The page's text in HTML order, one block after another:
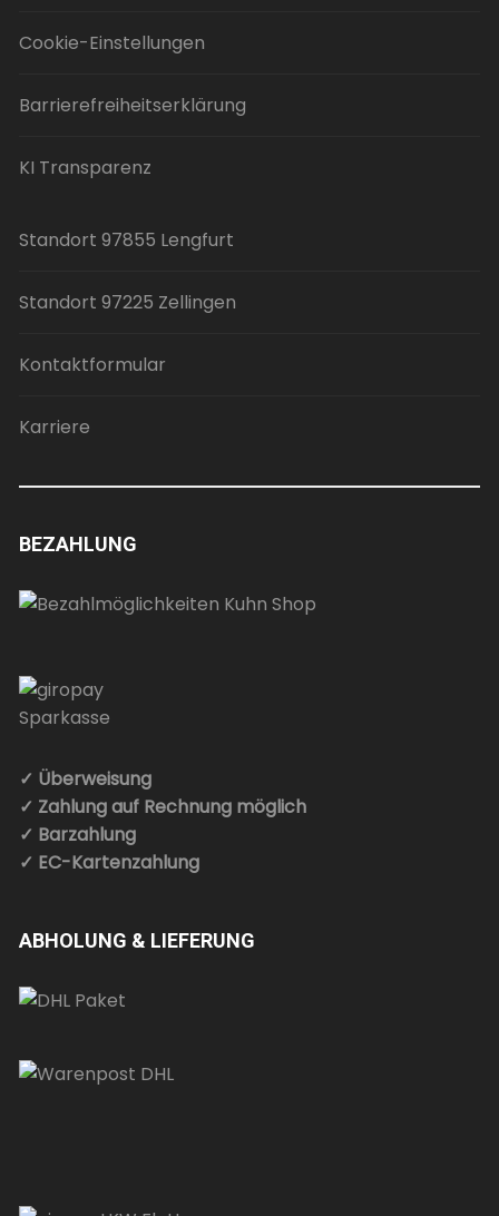
Cookie-Einstellungen
Barrierefreiheitserklärung
KI Transparenz
Standort 97855 Lengfurt
Standort 97225 Zellingen
Kontaktformular
Karriere
BEZAHLUNG
✓ Überweisung
✓ Zahlung auf Rechnung möglich
✓ Barzahlung
✓ EC-Kartenzahlung
ABHOLUNG & LIEFERUNG